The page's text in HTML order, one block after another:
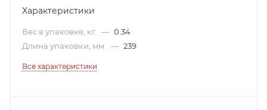
Характеристики
Вес в упаковке, кг. — 0.34
Длина упаковки, мм.
— 239
Все характеристики